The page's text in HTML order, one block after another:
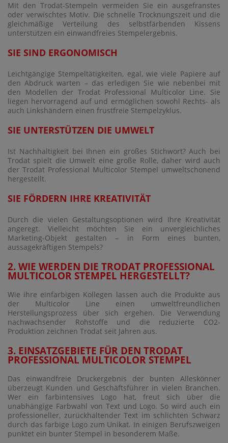
Mit den Trodat-Stempeln vermeiden Sie ein ausgefranstes
oder verwischtes Motiv. Die schnelle Trocknungszeit und die
gleichmäßige Verteilung des selbstfärbenden Kissens
unterstützen ein einwandfreies Stempelergebnis.
SIE SIND ERGONOMISCH
Leichtgängige Stempeltätigkeiten, egal, wie viele Papiere auf
den Abdruck warten – das erledigen Sie wie nebenbei mit
den Modellen der Trodat Professional Multicolor Line. Sie
liegen hervorragend auf und ermöglichen sowohl Rechts- als
auch Linkshändern einen frustfreie Stempelzyklus.
SIE UNTERSTÜTZEN DIE UMWELT
Ist Nachhaltigkeit bei Ihnen ein großes Stichwort? Auch bei
Trodat spielt die Umwelt eine große Rolle, daher wird auch
der Trodat Professional Multicolor Stempel umweltschonend
hergestellt.
SIE FÖRDERN IHRE KREATIVITÄT
Durch die vielen Gestaltungsoptionen wird Ihre Kreativität
angeregt. Vielleicht möchten Sie ein unvergleichliches
Marketing-Objekt gestalten – in Form eines bunten,
aussagekräftigen Stempels?
2. WIE WERDEN DIE TRODAT PROFESSIONAL
MULTICOLOR STEMPEL HERGESTELLT?
Wie ihre einfarbigen Kollegen lassen auch die Produkte aus
der Multicolor Line einen umweltfreundlichen
Herstellungsprozess über sich ergehen. Die Verwendung
nachwachsender Rohstoffe und die reduzierte CO2-
Produktion zeichnen Trodat seit Jahren aus.
3. EINSATZGEBIETE FÜR DEN TRODAT
PROFESSIONAL MULTICOLOR STEMPEL
Das einwandfreie Druckergebnis der bunten Alleskönner
überzeugt Kunden und Geschäftsführer in vielen Branchen.
Wer ein farbintensives Logo hat, freut sich über die
unabhängige Farbwahl von Text und Logo. So wird auch ein
professioneller, zurückhaltender Text im schlichten Schwarz
durch das farbige Logo zum Unikat. In einigen Berufszweigen
punktet ein bunter Stempel in besonderem Maße.